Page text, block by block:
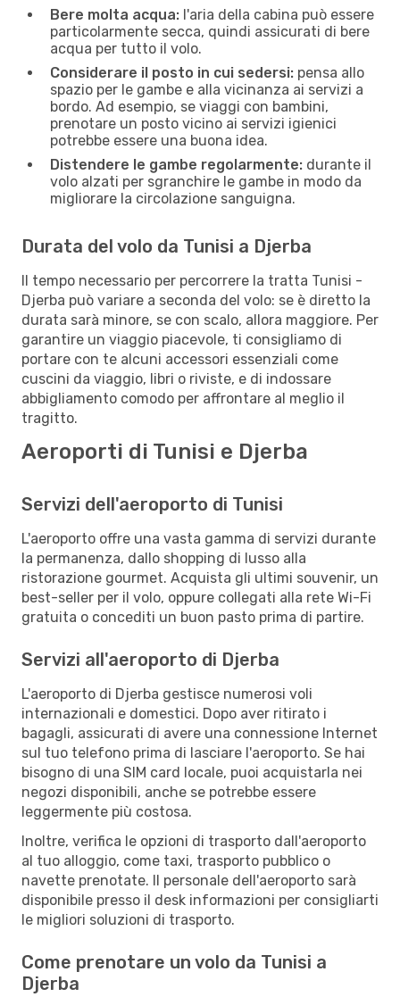
Bere molta acqua: l'aria della cabina può essere
particolarmente secca, quindi assicurati di bere
acqua per tutto il volo.
Considerare il posto in cui sedersi: pensa allo
spazio per le gambe e alla vicinanza ai servizi a
bordo. Ad esempio, se viaggi con bambini,
prenotare un posto vicino ai servizi igienici
potrebbe essere una buona idea.
Distendere le gambe regolarmente: durante il
volo alzati per sgranchire le gambe in modo da
migliorare la circolazione sanguigna.
Durata del volo da Tunisi a Djerba
Il tempo necessario per percorrere la tratta Tunisi -
Djerba può variare a seconda del volo: se è diretto la
durata sarà minore, se con scalo, allora maggiore. Per
garantire un viaggio piacevole, ti consigliamo di
portare con te alcuni accessori essenziali come
cuscini da viaggio, libri o riviste, e di indossare
abbigliamento comodo per affrontare al meglio il
tragitto.
Aeroporti di Tunisi e Djerba
Servizi dell'aeroporto di Tunisi
L'aeroporto offre una vasta gamma di servizi durante
la permanenza, dallo shopping di lusso alla
ristorazione gourmet. Acquista gli ultimi souvenir, un
best-seller per il volo, oppure collegati alla rete Wi-Fi
gratuita o concediti un buon pasto prima di partire.
Servizi all'aeroporto di Djerba
L'aeroporto di Djerba gestisce numerosi voli
internazionali e domestici. Dopo aver ritirato i
bagagli, assicurati di avere una connessione Internet
sul tuo telefono prima di lasciare l'aeroporto. Se hai
bisogno di una SIM card locale, puoi acquistarla nei
negozi disponibili, anche se potrebbe essere
leggermente più costosa.
Inoltre, verifica le opzioni di trasporto dall'aeroporto
al tuo alloggio, come taxi, trasporto pubblico o
navette prenotate. Il personale dell'aeroporto sarà
disponibile presso il desk informazioni per consigliarti
le migliori soluzioni di trasporto.
Come prenotare un volo da Tunisi a
Djerba